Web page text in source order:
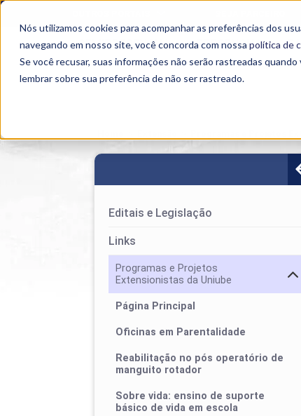
Nós utilizamos cookies para acompanhar as preferências dos
navegando em nosso site, você concorda com nossa política de
Se você recusar, suas informações não serão rastreadas
lembrar sobre sua preferência de não ser rastreado.
SEMIPRESENCIAL PRESENCIAL
Editais e Legislação
Links
Programas e Projetos
Extensionistas da Uniube
Página Principal
Oficinas em Parentalidade
Reabilitação no pós operatório de
manguito rotador
Sobre vida: ensino de suporte
básico de vida em escola